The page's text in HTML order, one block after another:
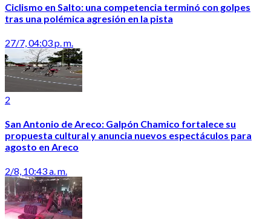
Ciclismo en Salto: una competencia terminó con golpes
tras una polémica agresión en la pista
27/7, 04:03 p. m.
2
San Antonio de Areco: Galpón Chamico fortalece su
propuesta cultural y anuncia nuevos espectáculos para
agosto en Areco
2/8, 10:43 a. m.